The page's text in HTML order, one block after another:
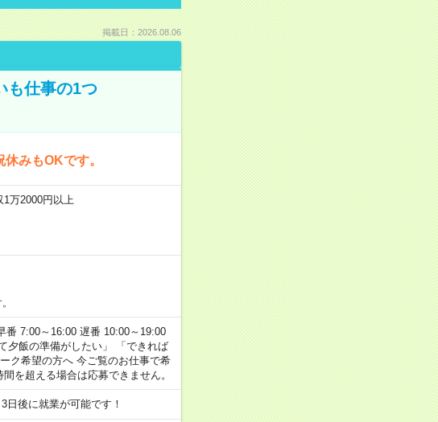
掲載日：2026.08.06
も仕事の1つ
みもOKです。
万2000円以上
番 7:00～16:00 遅番 10:00～19:00
夕飯の準備がしたい」 「できれば
ク希望の方へ 今ご覧のお仕事で希
を超える場合は応募できません。
後に就業が可能です！